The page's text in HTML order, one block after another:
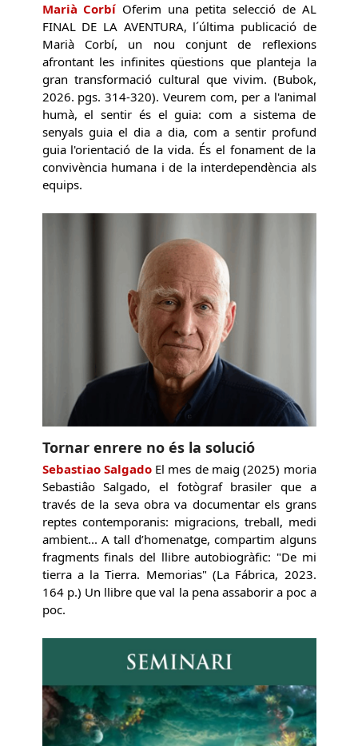
Marià Corbí Oferim una petita selecció de AL
FINAL DE LA AVENTURA, l´última publicació de
Marià Corbí, un nou conjunt de reflexions
afrontant les infinites qüestions que planteja la
gran transformació cultural que vivim. (Bubok,
2026. pgs. 314-320). Veurem com, per a l'animal
humà, el sentir és el guia: com a sistema de
senyals guia el dia a dia, com a sentir profund
guia l'orientació de la vida. És el fonament de la
convivència humana i de la interdependència als
equips.
Tornar enrere no és la solució
Sebastiao SalgadoEl mes de maig (2025) moria
Sebastiâo Salgado, el fotògraf brasiler que a
través de la seva obra va documentar els grans
reptes contemporanis: migracions, treball, medi
ambient... A tall d’homenatge, compartim alguns
fragments finals del llibre autobiogràfic: "De mi
tierra a la Tierra. Memorias" (La Fábrica, 2023.
164 p.) Un llibre que val la pena assaborir a poc a
poc.